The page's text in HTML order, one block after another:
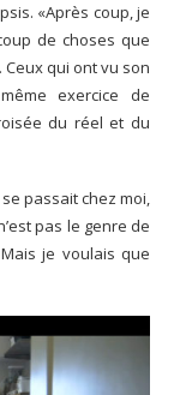
«Après coup, je
de choses que
Ceux qui ont vu son
exercice de
du réel et du
passait chez moi,
pas le genre de
je voulais que